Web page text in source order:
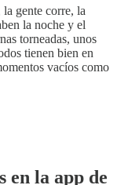
gente corre, la
la noche y el
torneadas, unos
tienen bien en
vacíos como
en la app de